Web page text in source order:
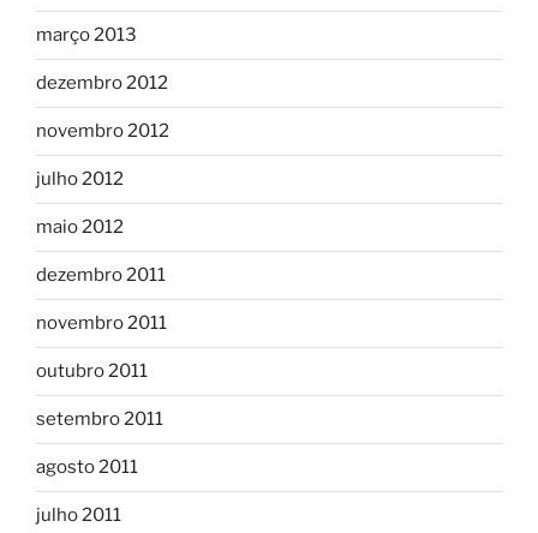
março 2013
dezembro 2012
novembro 2012
julho 2012
maio 2012
dezembro 2011
novembro 2011
outubro 2011
setembro 2011
agosto 2011
julho 2011